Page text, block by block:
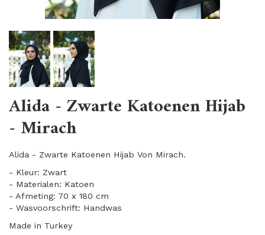
Alida - Zwarte Katoenen Hijab
- Mirach
Alida - Zwarte Katoenen Hijab Von Mirach.
- Kleur: Zwart
- Materialen: Katoen
- Afmeting: 70 x 180 cm
- Wasvoorschrift: Handwas
Made in Turkey